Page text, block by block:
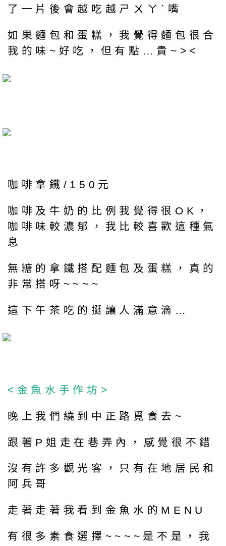
了一片後會越吃越ㄕㄨㄚˋ嘴
如果麵包和蛋糕，我覺得麵包很合
我的味~好吃，但有點…貴~><
咖啡拿鐵/150元
咖啡及牛奶的比例我覺得很OK，
咖啡味較濃郁，我比較喜歡這種氣
息
無糖的拿鐵搭配麵包及蛋糕，真的
非常搭呀~~~~
這下午茶吃的挺讓人滿意滴…
<金魚水手作坊>
晚上我們繞到中正路覓食去~
跟著P姐走在巷弄內，感覺很不錯
沒有許多觀光客，只有在地居民和
阿兵哥
走著走著我看到金魚水的MENU
有很多素食選擇~~~~是不是，我